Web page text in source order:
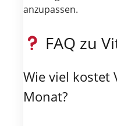
anzupassen.
FAQ zu
Wie viel kostet
Monat?